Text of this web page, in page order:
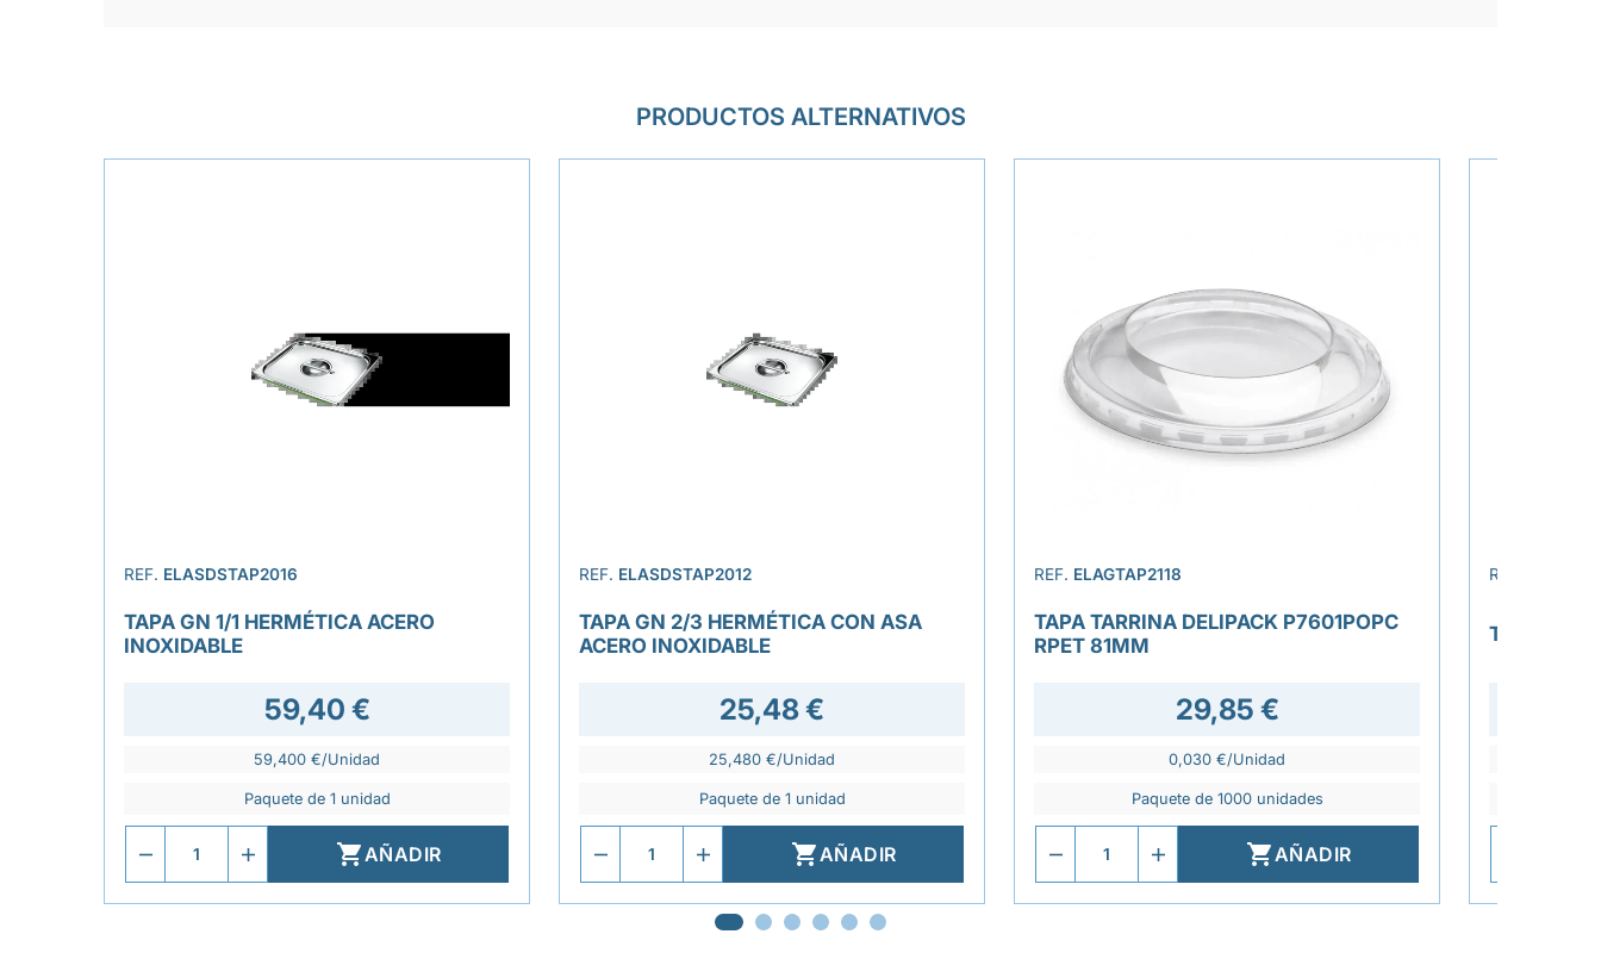
PRODUCTOS ALTERNATIVOS
REF. ELASDSTAP2016
TAPA GN 1/1 HERMÉTICA ACERO
INOXIDABLE
59,40 €
59,400 €/Unidad
Paquete de 1 unidad
AÑADIR
REF. ELASDSTAP2012
TAPA GN 2/3 HERMÉTICA CON ASA
ACERO INOXIDABLE
25,48 €
25,480 €/Unidad
Paquete de 1 unidad
AÑADIR
REF. ELAGTAP2118
TAPA TARRINA DELIPACK P7601POPC
RPET 81MM
29,85 €
0,030 €/Unidad
Paquete de 1000 unidades
AÑADIR
REF.
TAPA